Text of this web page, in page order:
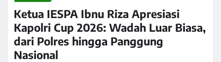
Ketua IESPA Ibnu Riza Apresiasi
Kapolri Cup 2026: Wadah Luar Biasa,
dari Polres hingga Panggung
Nasional